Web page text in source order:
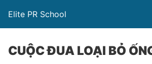
Elite PR School
CUỘC ĐUA LOẠI BỎ